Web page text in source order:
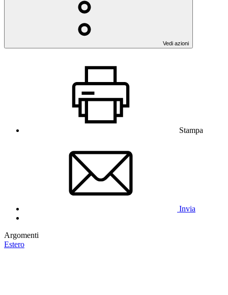
Vedi azioni
Stampa
Invia
Argomenti
Estero